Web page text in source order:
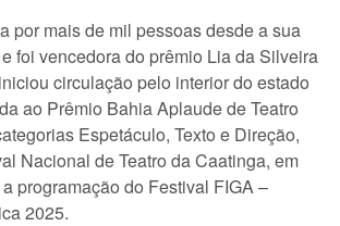
por mais de mil pessoas desde a sua
foi vencedora do prêmio Lia da Silveira
circulação pelo interior do estado
ao Prêmio Bahia Aplaude de Teatro
Espetáculo, Texto e Direção,
Nacional de Teatro da Caatinga, em
programação do Festival FIGA –
2025.